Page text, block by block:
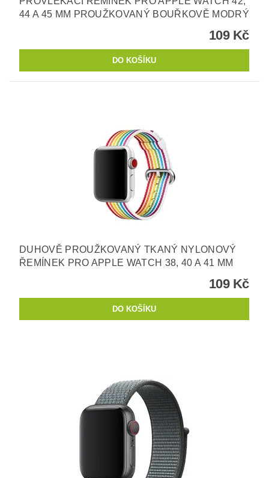
44 A 45 MM PROUŽKOVANÝ BOUŘKOVĚ MODRÝ
109 Kč
DUHOVĚ PROUŽKOVANÝ TKANÝ NYLONOVÝ
ŘEMÍNEK PRO APPLE WATCH 38, 40 A 41 MM
109 Kč